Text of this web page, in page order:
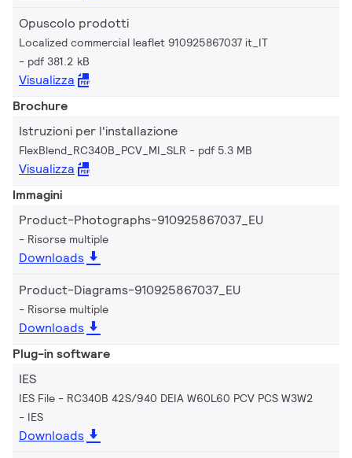
Opuscolo prodotti
Localized commercial leaflet 910925867037 it_IT
pdf 381.2 kB
Visualizza
Brochure
Istruzioni per l'installazione
FlexBlend_RC340B_PCV_MI_SLR pdf 5.3 MB
Visualizza
Immagini
Product-Photographs-910925867037_EU
Risorse multiple
Downloads
Product-Diagrams-910925867037_EU
Risorse multiple
Downloads
Plug-in software
IES
IES File - RC340B 42S/940 DEIA W60L60 PCV PCS W3W2
IES
Downloads